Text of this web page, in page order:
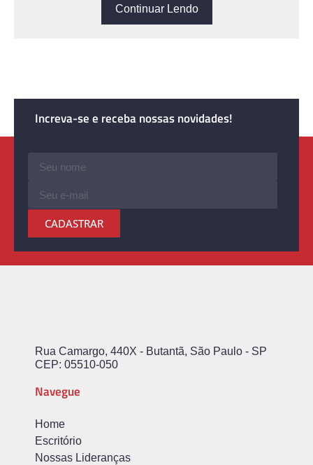
Continuar Lendo
Increva-se e receba nossas novidades!
CADASTRAR
Rua Camargo, 440X - Butantã, São Paulo - SP
CEP: 05510-050
Navegue
Home
Escritório
Nossas Lideranças